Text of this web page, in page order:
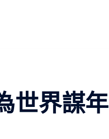
世界謀年